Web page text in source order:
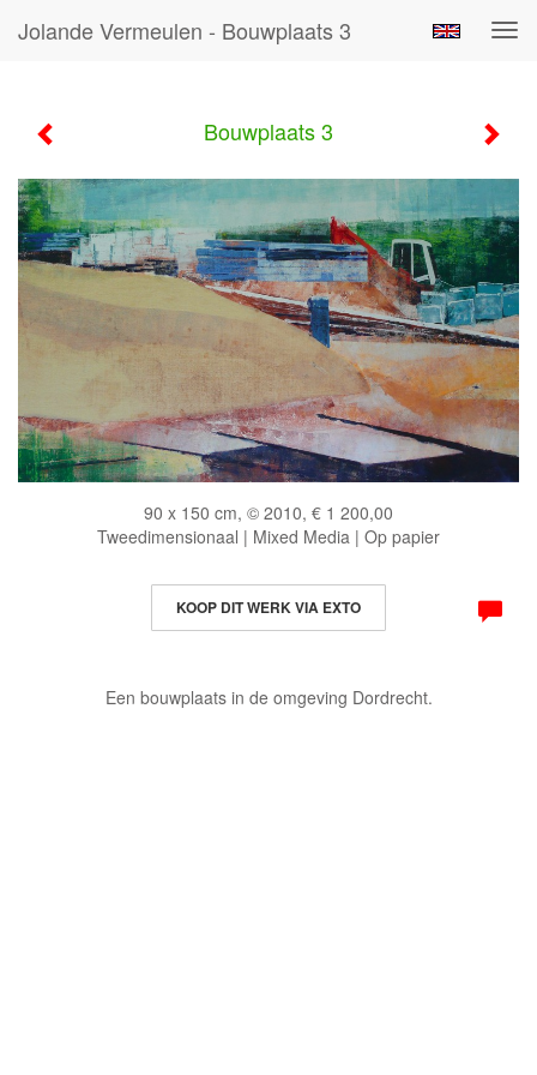
Jolande Vermeulen - Bouwplaats 3
Bouwplaats 3
90 x 150 cm, © 2010, € 1 200,00
Tweedimensionaal | Mixed Media | Op papier
KOOP DIT WERK VIA EXTO
Een bouwplaats in de omgeving Dordrecht.